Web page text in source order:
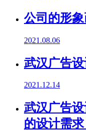
公司的形
2021.08.06
武汉广告
2021.12.14
武汉广告
的设计需求